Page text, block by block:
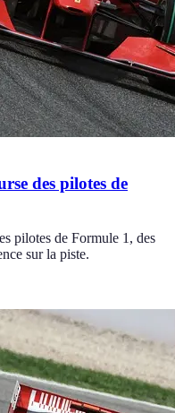
des pilotes de
pilotes de Formule 1, des
sur la piste.